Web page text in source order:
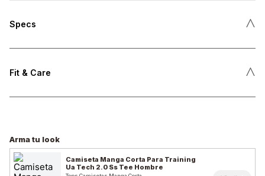
Specs ˄
Fit & Care ˄
Arma tu look
Camiseta Manga Corta Para Training
Ua Tech 2.0 Ss Tee Hombre